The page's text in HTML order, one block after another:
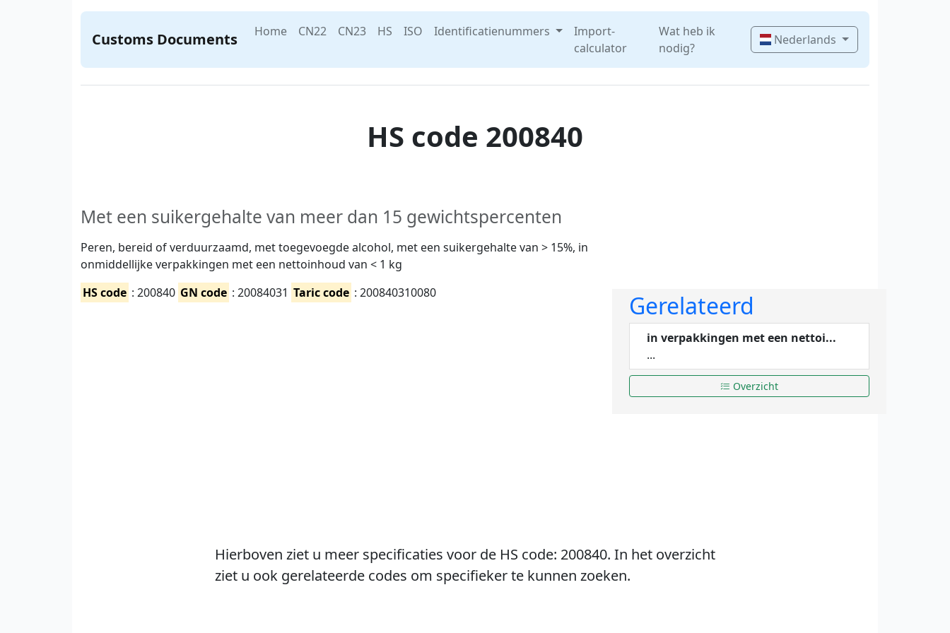
Customs Documents Home CN22 CN23 HS ISO Identificatienummers
Import-
calculator
Wat heb ik
nodig?
Nederlands
HS code 200840
Met een suikergehalte van meer dan 15 gewichtspercenten
Peren, bereid of verduurzaamd, met toegevoegde alcohol, met een suikergehalte van > 15%, in
onmiddellijke verpakkingen met een nettoinhoud van < 1 kg
HS code : 200840 GN code : 20084031 Taric code : 200840310080 Gerelateerd
in verpakkingen met een nettoi...
...
Overzicht
Hierboven ziet u meer specificaties voor de HS code: 200840. In het overzicht
ziet u ook gerelateerde codes om specifieker te kunnen zoeken.